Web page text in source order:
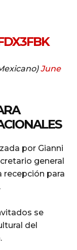
June
por Gianni
general
recepción para
se
del